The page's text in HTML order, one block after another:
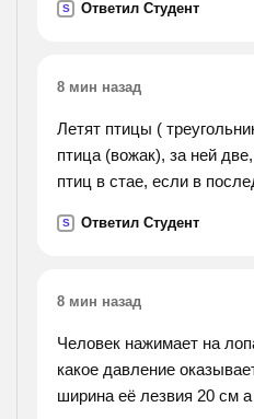
S Ответил Студент
8 мин назад
Летят птицы (
птица (вожак), за ней
птиц в стае, если в
S Ответил Студент
8 мин назад
Человек нажимает на
какое давление
ширина её лезвия 20 см